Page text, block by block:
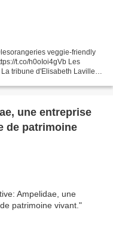
veggie-friendly
t.co/h0oIoi4gVb Les
tribune d'Elisabeth Laville ,
une entreprise
de patrimoine